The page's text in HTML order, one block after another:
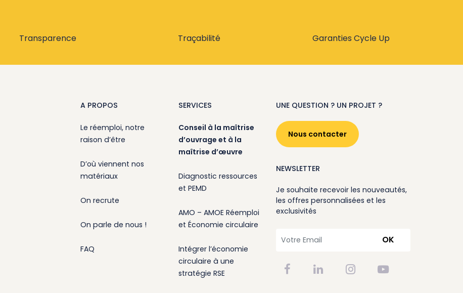
Transparence Traçabilité Garanties Cycle Up
A PROPOS
Le réemploi, notre
raison d’être
D’où viennent nos
matériaux
On recrute
On parle de nous !
FAQ
SERVICES
Conseil à la maîtrise
d’ouvrage et à la
maîtrise d’œuvre
Diagnostic ressources
et PEMD
AMO – AMOE Réemploi
et Économie circulaire
Intégrer l’économie
circulaire à une
stratégie RSE
UNE QUESTION ? UN PROJET ?
Nous contacter
NEWSLETTER
Je souhaite recevoir les nouveautés,
les offres personnalisées et les
exclusivités
OK